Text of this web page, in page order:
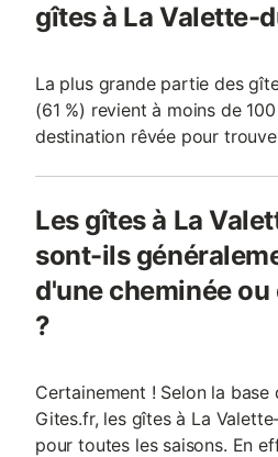
gîtes à La Valette-
La plus grande partie des
(61 %) revient à moins de
destination rêvée pour
Les gîtes à La
sont-ils
d'une cheminée
?
Certainement ! Selon la base
Gites.fr, les gîtes à La
pour toutes les saisons. En